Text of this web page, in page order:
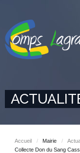
Accueil / Mairie /
Collecte Don du Sang